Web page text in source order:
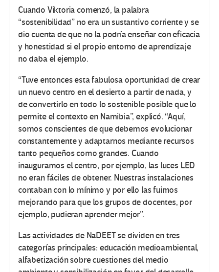
Cuando Viktoria comenzó, la palabra
“sostenibilidad” no era un sustantivo corriente y se
dio cuenta de que no la podría enseñar con eficacia
y honestidad si el propio entorno de aprendizaje
no daba el ejemplo.
“Tuve entonces esta fabulosa oportunidad de crear
un nuevo centro en el desierto a partir de nada, y
de convertirlo en todo lo sostenible posible que lo
permite el contexto en Namibia”, explicó. “Aquí,
somos conscientes de que debemos evolucionar
constantemente y adaptarnos mediante recursos
tanto pequeños como grandes. Cuando
inauguramos el centro, por ejemplo, las luces LED
no eran fáciles de obtener. Nuestras instalaciones
contaban con lo mínimo y por ello las fuimos
mejorando para que los grupos de docentes, por
ejemplo, pudieran aprender mejor”.
Las actividades de NaDEET se dividen en tres
categorías principales: educación medioambiental,
alfabetización sobre cuestiones del medio